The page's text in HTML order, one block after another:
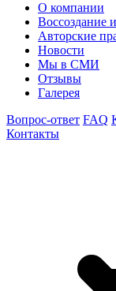
О компании
Воссоздание
Авторские
Новости
Мы в СМИ
Отзывы
Галерея
Вопрос-ответ FAQ
Контакты